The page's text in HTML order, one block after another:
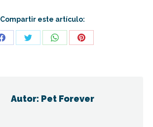
Compartir este artículo:
Share
Share
Share
Share
Autor: Pet Forever